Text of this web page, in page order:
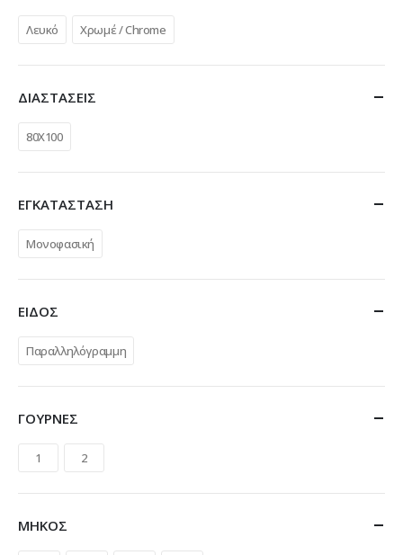
Λευκό Χρωμέ / Chrome
ΔΙΑΣΤΑΣΕΙΣ
80Χ100
ΕΓΚΑΤΑΣΤΑΣΗ
Μονοφασική
ΕΙΔΟΣ
Παραλληλόγραμμη
ΓΟΥΡΝΕΣ
1 2
ΜΗΚΟΣ